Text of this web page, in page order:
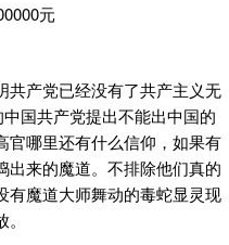
元
共产党已经没有了共产主义无
国共产党提出不能出中国的
官哪里还有什么信仰，如果有
出来的魔道。不排除他们真的
有魔道大师舞动的毒蛇显灵现